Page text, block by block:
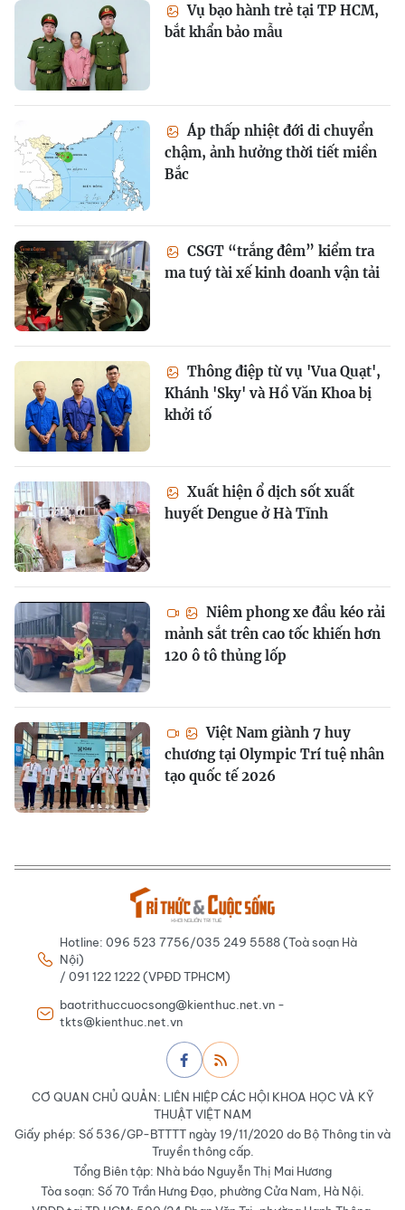
Vụ bạo hành trẻ tại TP HCM,
bắt khẩn bảo mẫu
Áp thấp nhiệt đới di chuyển
chậm, ảnh hưởng thời tiết miền
Bắc
CSGT “trắng đêm” kiểm tra
ma tuý tài xế kinh doanh vận tải
Thông điệp từ vụ 'Vua Quạt',
Khánh 'Sky' và Hồ Văn Khoa bị
khởi tố
Xuất hiện ổ dịch sốt xuất
huyết Dengue ở Hà Tĩnh
Niêm phong xe đầu kéo rải
mảnh sắt trên cao tốc khiến hơn
120 ô tô thủng lốp
Việt Nam giành 7 huy
chương tại Olympic Trí tuệ nhân
tạo quốc tế 2026
Hotline: 096 523 7756/035 249 5588 (Toà soạn Hà
Nội)
/ 091 122 1222 (VPĐD TPHCM)
baotrithuccuocsong@kienthuc.net.vn -
tkts@kienthuc.net.vn
CƠ QUAN CHỦ QUẢN: LIÊN HIỆP CÁC HỘI KHOA HỌC VÀ KỸ
THUẬT VIỆT NAM
Giấy phép: Số 536/GP-BTTTT ngày 19/11/2020 do Bộ Thông tin và
Truyền thông cấp.
Tổng Biên tập: Nhà báo Nguyễn Thị Mai Hương
Tòa soạn: Số 70 Trần Hưng Đạo, phường Cửa Nam, Hà Nội.